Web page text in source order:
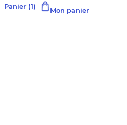
Mon panier
Panier (1)